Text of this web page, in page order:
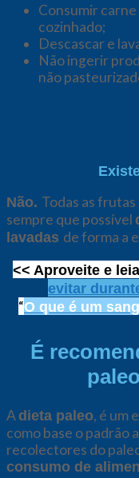
Consumir
cozinhado;
Descascar e
Não ingerir
não
Não. Todas as
sempre que possível
lavadas de forma a
<< Aproveite e
evitar
“O que é um
É
Adieta paleo, é um
como base o padrão
recolectores do
consumo de